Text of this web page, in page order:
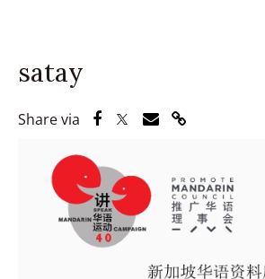
satay
Share via Share via Facebook
Share via Twitter
Share via Email
Share via Link